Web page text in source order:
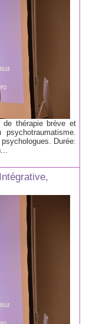
de thérapie brève et
Durée: